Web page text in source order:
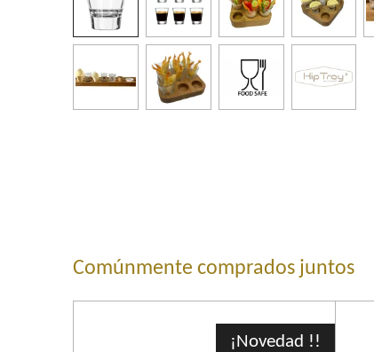
Comúnmente comprados juntos
¡Novedad !!